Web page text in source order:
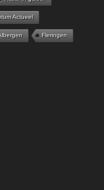
Actueel
Fleringen